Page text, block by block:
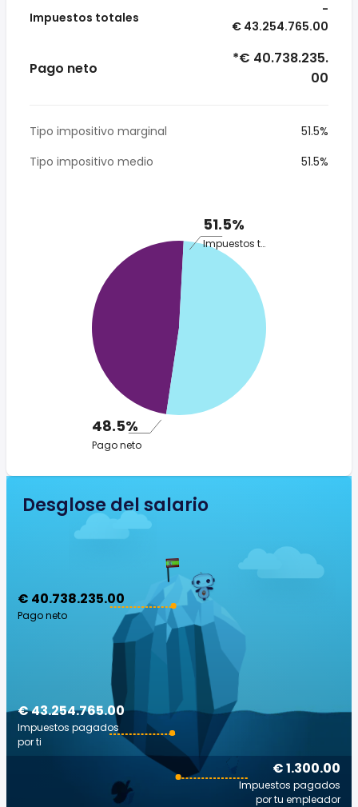
Impuestos totales
-
€ 43.254.765.00
Pago neto
*€ 40.738.235.
00
Tipo impositivo marginal
51.5%
Tipo impositivo medio
51.5%
51.5%
Impuestos totales
48.5%
Pago neto
Desglose del salario
€ 40.738.235.00
Pago neto
€ 1.300.00
Impuestos pagados
por tu empleador
€ 43.254.765.00
Impuestos pagados
por ti